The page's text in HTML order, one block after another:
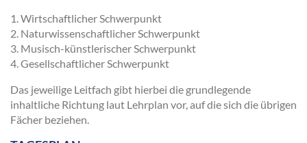
1. Wirtschaftlicher Schwerpunkt
2. Naturwissenschaftlicher Schwerpunkt
3. Musisch-künstlerischer Schwerpunkt
4. Gesellschaftlicher Schwerpunkt
Das jeweilige Leitfach gibt hierbei die grundlegende
inhaltliche Richtung laut Lehrplan vor, auf die sich die übrigen
Fächer beziehen.